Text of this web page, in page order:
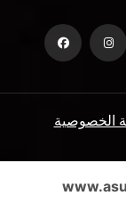
الخصوصية
الشائعة